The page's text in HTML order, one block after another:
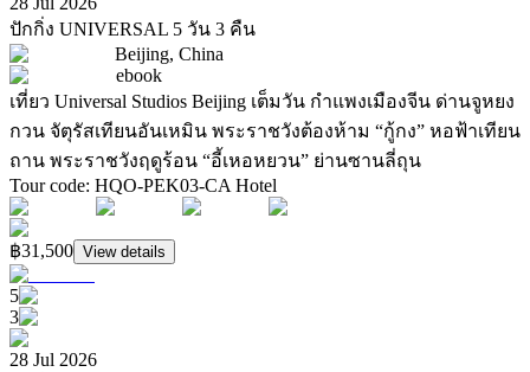
ปักกิ่ง UNIVERSAL 5 วัน 3 คืน
Beijing, China
ebook
เที่ยว Universal Studios Beijing เต็มวัน กำแพงเมืองจีน ด่านจูหยง
กวน จัตุรัสเทียนอันเหมิน พระราชวังต้องห้าม “กู้กง” หอฟ้าเทียน
ถาน พระราชวังฤดูร้อน “อี้เหอหยวน” ย่านซานลี่ถุน
Tour code: HQO-PEK03-CA Hotel
฿31,500 View details
5
3
28 Jul 2026